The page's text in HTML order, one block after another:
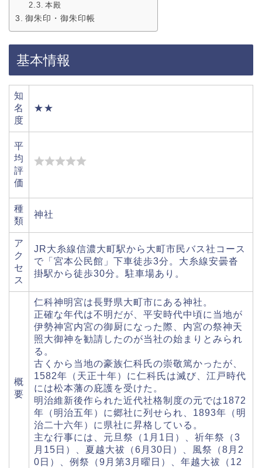
本殿
御朱印・御朱印帳
基本情報
知
名
度
★★
平
均
評
価
種
類
神社
ア
ク
セ
ス
JR大糸線信濃大町駅から大町市民バス社コース
で「宮本公民館」下車徒歩3分。大糸線安曇沓
掛駅から徒歩30分。駐車場あり。
概
要
仁科神明宮は長野県大町市にある神社。
正確な年代は不明だが、平安時代中頃に当地が
伊勢神宮内宮の御厨になった際、内宮の祭神天
照大御神を勧請したのが当社の始まりとみられ
る。
古くから当地の豪族仁科氏の崇敬篤かったが、
1582年（天正十年）に仁科氏は滅び、江戸時代
には松本藩の庇護を受けた。
明治維新後作られた近代社格制度の元では1872
年（明治五年）に郷社に列せられ、1893年（明
治二十六年）に県社に昇格している。
主な行事には、元旦祭（1月1日）、祈年祭（3
月15日）、夏越大祓（6月30日）、風祭（8月2
0日）、例祭（9月第3月曜日）、年越大祓（12